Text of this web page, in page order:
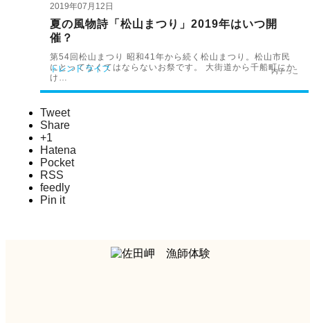
2019年07月12日
夏の風物詩「松山まつり」2019年はいつ開
催？
第54回松山まつり 昭和41年から続く松山まつり。松山市民
にとってなくてはならないお祭です。 大街道から千船町にか
け…
トレンド ライフ 内子っこ
Tweet
Share
+1
Hatena
Pocket
RSS
feedly
Pin it